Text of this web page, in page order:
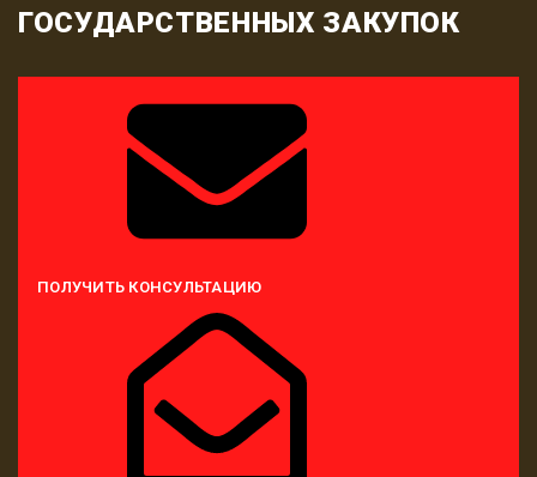
ГОСУДАРСТВЕННЫХ ЗАКУПОК
ПОЛУЧИТЬ КОНСУЛЬТАЦИЮ